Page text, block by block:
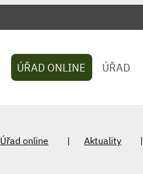
ÚŘAD ONLINE ÚŘAD
Úřad online Aktuality